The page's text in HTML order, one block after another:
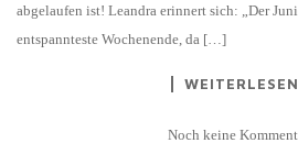
abgelaufen ist! Leandra erinnert sich: „Der
entspannteste Wochenende, da […]
WEITERLESEN
Noch keine